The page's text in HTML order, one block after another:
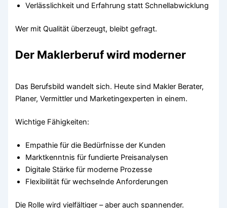
Verlässlichkeit und Erfahrung statt Schnellabwicklung
Wer mit Qualität überzeugt, bleibt gefragt.
Der Maklerberuf wird moderner
Das Berufsbild wandelt sich. Heute sind Makler Berater,
Planer, Vermittler und Marketingexperten in einem.
Wichtige Fähigkeiten:
Empathie für die Bedürfnisse der Kunden
Marktkenntnis für fundierte Preisanalysen
Digitale Stärke für moderne Prozesse
Flexibilität für wechselnde Anforderungen
Die Rolle wird vielfältiger – aber auch spannender.